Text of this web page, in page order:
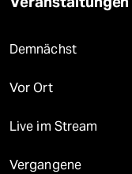
Demnächst
Vor Ort
Live im Stream
Vergangene